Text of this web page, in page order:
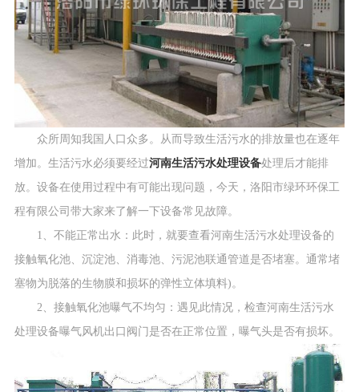
众所周知我国人口众多。从而导致生活污水的排放量也在逐年
增加。生活污水必须要经过河南生活污水处理设备处理后才能排
放。设备在使用过程中有可能出现问题，今天，洛阳市绿环环保工
程有限公司带大家来了解一下设备常见故障。
1、不能正常出水：此时，就要查看河南生活污水处理设备的
接触氧化池、沉淀池、消毒池、污泥池联通管道是否堵塞。通常堵
塞物为脱落的生物膜和损坏的弹性立体填料)。
2、接触氧化池曝气不均匀：遇见此情况，检查河南生活污水
处理设备曝气风机出口阀门是否在正常位置，曝气头是否有损坏。